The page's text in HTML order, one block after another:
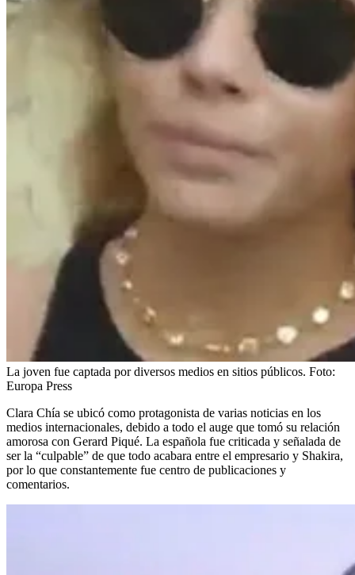
La joven fue captada por diversos medios en sitios públicos. Foto:
Europa Press
Clara Chía se ubicó como protagonista de varias noticias en los
medios internacionales, debido a todo el auge que tomó su relación
amorosa con Gerard Piqué. La española fue criticada y señalada de
ser la “culpable” de que todo acabara entre el empresario y Shakira,
por lo que constantemente fue centro de publicaciones y
comentarios.